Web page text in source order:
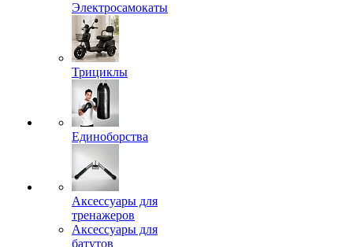
Электросамокаты
Трициклы
Единоборства
Аксессуары для
тренажеров
Аксессуары для
батутов